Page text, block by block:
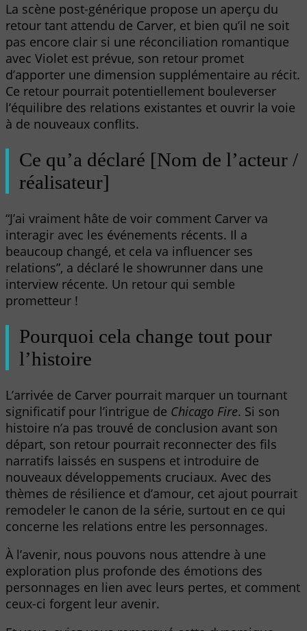
La scène post-générique propose un aperçu du
retour tant attendu de Carver, et bien qu’il ne soit
pas encore clair si une réconciliation romantique
avec Violet est prévue, son retour promet
d’apporter une dimension supplémentaire au récit.
Ce retour pourrait potentiellement bouleverser
l’équilibre des relations existantes et ouvrir la voie
à de nouveaux conflits.
Ce qu’a déclaré [Nom de l’acteur /
réalisateur]
“J’ai vraiment hâte de voir comment Carver va
interagir avec les événements récents. Il a
beaucoup changé, et cela va influencer ses
relations”, a déclaré le showrunner dans une
interview récente. Un retour qui semble
prometteur !
Pourquoi cela change tout pour
l’histoire
L’arrivée de Carver pourrait marquer un tournant
significatif pour l’intrigue de Chicago Fire. Si son
histoire n’a pas trouvé de conclusion avant son
départ, son retour pourrait reconnecter des fils
narratifs laissés en suspens et introduire de
nouveaux développements cruciaux. Avec des
thèmes de résilience et d’amour, cet ajout pourrait
remodeler le canon de la série, surtout en ce qui
concerne les relations entre les personnages.
À l’avenir, nous pouvons nous attendre à une
exploration plus profonde des émotions des
personnages en lien avec leurs pertes, et comment
ceux-ci forgent leur avenir.